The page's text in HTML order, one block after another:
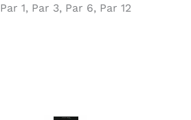
Par 1, Par 3, Par 6, Par 12